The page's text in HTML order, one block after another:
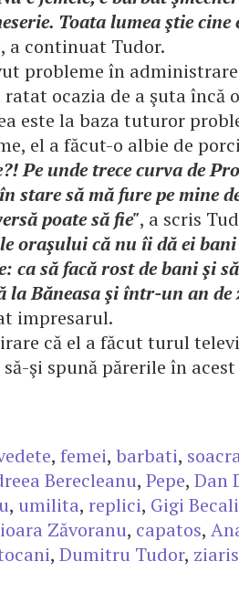
Toata lumea ştie cine
, a continuat Tudor.
probleme în
ocazia de a şuta încă
este la baza tuturor
el a făcut-o albie de
Pe unde trece curva de
stare să mă fure pe mine
poate să fie", a scris
oraşului că nu îi dă ei bani
ca să facă rost de bani şi
la Băneasa şi într-un an de
impresarul.
că el a făcut turul
şi spună părerile în
, femei, barbati,
Berecleanu, Pepe, Dan
, umilita, replici, Gigi Becali
Zăvoranu, capatos,
, Dumitru Tudor,